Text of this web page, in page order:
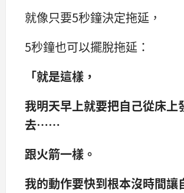
就像只要5秒鐘決定拖延，
5秒鐘也可以擺脫拖延：
「就是這樣，
我明天早上就要把自己從床上
去……
跟火箭一樣。
我的動作要快到根本沒時間讓